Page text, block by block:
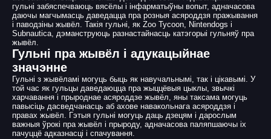
гульні забяспечваюць вясёлы і інфарматыўны вопыт, адначасова
даючы магчымасць даведацца пра розныя асяроддзя пражывання
і паводзіны жывёл. Такія гульні, як Zoo Tycoon, Nintendogs і
Subnautica, дэманструюць разнастайнасць катэгорыі гульняў пра
жывёл.
Гульні пра жывёл і адукацыйнае
значэнне
Гульні з жывёламі могуць быць як навучальнымі, так і цікавымі. У
той час як гульцы даведаюцца пра жыццёвыя цыклы, звычкі
харчавання і прыроднае асяроддзе жывёл, яны таксама могуць
павысіць дасведчанасць аб ахове навакольнага асяроддзя і
правах жывёл. Гэтыя гульні могуць даць дзецям і дарослым
важныя ўрокі пра жывёл і прыроду, адначасова паляпшаючы іх
пачуццё адказнасці і спачування.